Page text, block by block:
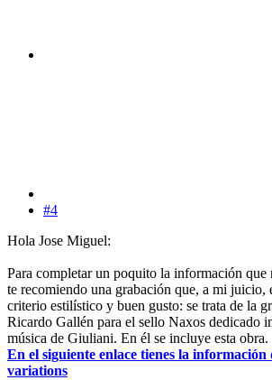
#4
Hola Jose Miguel:
Para completar un poquito la información que
te recomiendo una grabación que, a mi juicio,
criterio estilístico y buen gusto: se trata de la
Ricardo Gallén para el sello Naxos dedicado
música de Giuliani. En él se incluye esta obra.
En el siguiente enlace tienes la información
variations